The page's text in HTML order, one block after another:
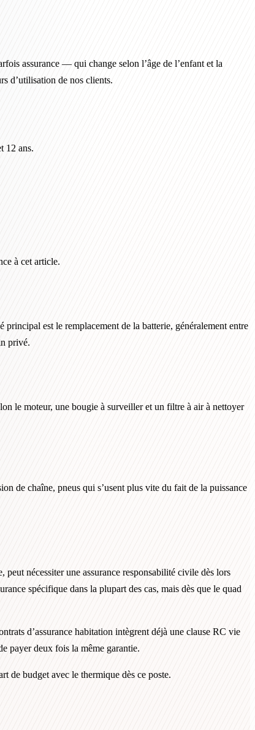
assurance — qui change selon l’âge de l’enfant et la
d’utilisation de nos clients.
12 ans.
à cet article.
est le remplacement de la batterie, généralement entre
privé.
le moteur, une bougie à surveiller et un filtre à air à nettoyer
de chaîne, pneus qui s’usent plus vite du fait de la puissance
nécessiter une assurance responsabilité civile dès lors
spécifique dans la plupart des cas, mais dès que le quad
d’assurance habitation intègrent déjà une clause RC vie
payer deux fois la même garantie.
de budget avec le thermique dès ce poste.